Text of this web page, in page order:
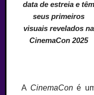
data de estreia e têm
seus primeiros
visuais revelados na
CinemaCon 2025
A CinemaConé